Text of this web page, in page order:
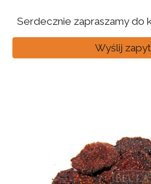
Serdecznie zapraszamy do
Wyślij